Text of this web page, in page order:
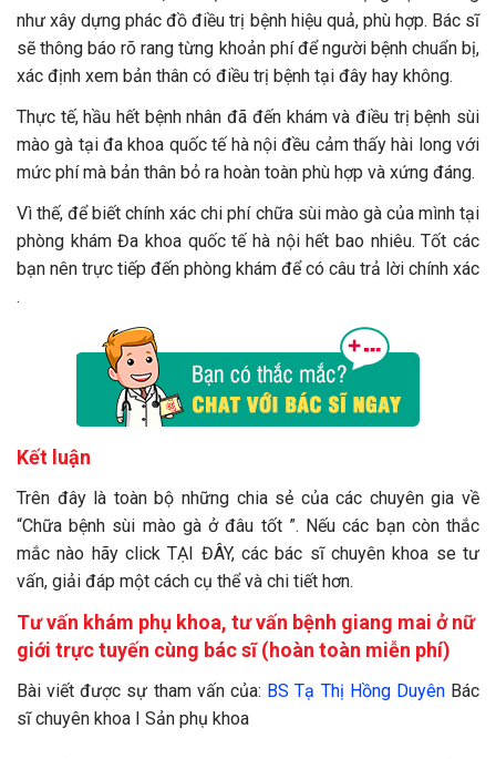
như xây dựng phác đồ điều trị bệnh hiệu quả, phù hợp. Bác sĩ
sẽ thông báo rõ rang từng khoản phí để người bệnh chuẩn bị,
xác định xem bản thân có điều trị bệnh tại đây hay không.
Thực tế, hầu hết bệnh nhân đã đến khám và điều trị bệnh sùi
mào gà tại đa khoa quốc tế hà nội đều cảm thấy hài long với
mức phí mà bản thân bỏ ra hoàn toàn phù hợp và xứng đáng.
Vì thế, để biết chính xác chi phí chữa sùi mào gà của mình tại
phòng khám Đa khoa quốc tế hà nội hết bao nhiêu. Tốt các
bạn nên trực tiếp đến phòng khám để có câu trả lời chính xác
.
Kết luận
Trên đây là toàn bộ những chia sẻ của các chuyên gia về
“Chữa bệnh sùi mào gà ở đâu tốt ”. Nếu các bạn còn thắc
mắc nào hãy click TẠI ĐÂY, các bác sĩ chuyên khoa se tư
vấn, giải đáp một cách cụ thể và chi tiết hơn.
Tư vấn khám phụ khoa, tư vấn bệnh giang mai ở nữ
giới trực tuyến cùng bác sĩ (hoàn toàn miễn phí)
Bài viết được sự tham vấn của: BS Tạ Thị Hồng DuyênBác
sĩ chuyên khoa I Sản phụ khoa